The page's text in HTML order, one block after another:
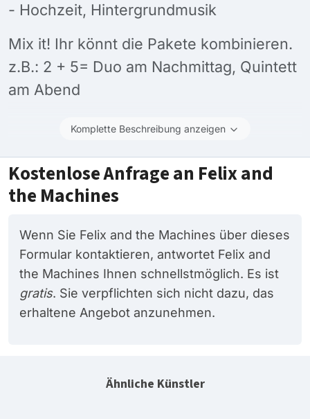
- Hochzeit, Hintergrundmusik
Mix it! Ihr könnt die Pakete kombinieren.
z.B.: 2 + 5= Duo am Nachmittag, Quintett
am Abend
Komplette Beschreibung anzeigen
Kostenlose Anfrage an Felix and
the Machines
Wenn Sie Felix and the Machines über dieses
Formular kontaktieren, antwortet Felix and
the Machines Ihnen schnellstmöglich. Es ist
gratis. Sie verpflichten sich nicht dazu, das
erhaltene Angebot anzunehmen.
Ähnliche Künstler